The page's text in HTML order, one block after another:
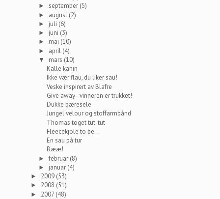
►september (5)
► august (2)
► juli (6)
► juni (3)
► mai (10)
► april (4)
▼ mars (10)
Kalle kanin
Ikke vær flau, du liker sau!
Veske inspirert av Blafre
Give away - vinneren er trukket!
Dukke bæresele
Jungel velour og stoffarmbånd
Thomas toget tut-tut
Fleecekjole to be...
En sau på tur
Bææ!
►februar (8)
► januar (4)
► 2009 (53)
► 2008 (51)
► 2007 (48)